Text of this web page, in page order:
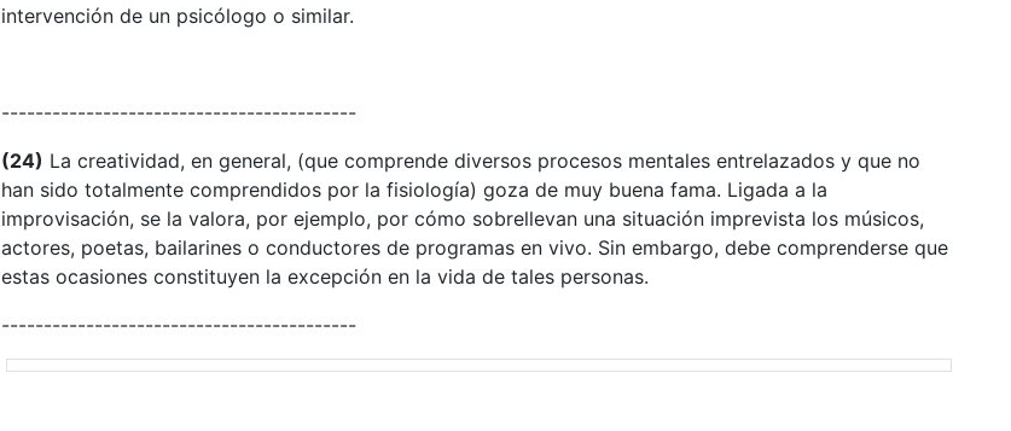
intervención de un psicólogo o similar.
------------------------------------------
(24) La creatividad, en general, (que comprende diversos procesos mentales entrelazados y que no
han sido totalmente comprendidos por la fisiología) goza de muy buena fama. Ligada a la
improvisación, se la valora, por ejemplo, por cómo sobrellevan una situación imprevista los músicos,
actores, poetas, bailarines o conductores de programas en vivo. Sin embargo, debe comprenderse que
estas ocasiones constituyen la excepción en la vida de tales personas.
------------------------------------------